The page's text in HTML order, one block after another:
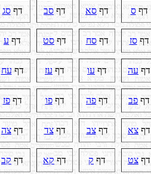
דףס דף סא דף סב דףסג
דףסז דףסח דף סט דף ע
דף עה דף עו דף עז דף עח
דף פב דף פה דףפו דףפז
דף צא דףצב דףצד דף צה
דף צט דף ק דף קא דף קב